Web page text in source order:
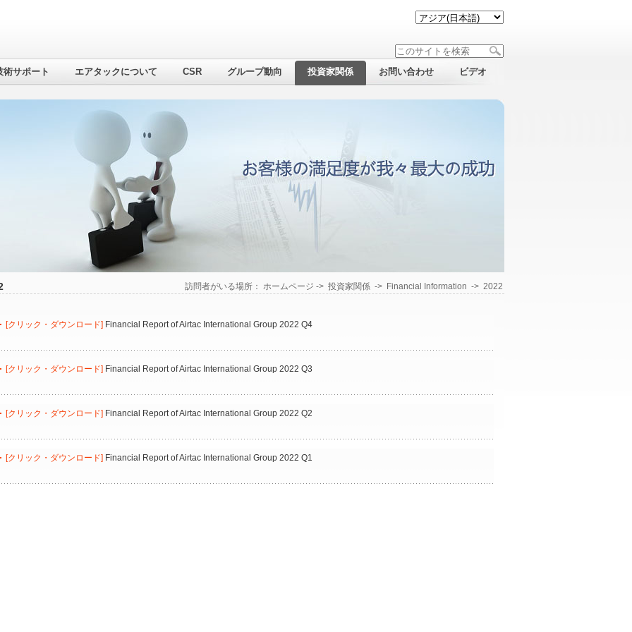
術サポート エアタックについて CSR グループ動向 投資家関係 お問い合わせ ビデオ
訪問者がいる場所： ホームページ -> 投資家関係-> Financial Information -> 2022
[クリック・ダウンロード] Financial Report of Airtac International Group 2022 Q4
[クリック・ダウンロード] Financial Report of Airtac International Group 2022 Q3
[クリック・ダウンロード] Financial Report of Airtac International Group 2022 Q2
[クリック・ダウンロード] Financial Report of Airtac International Group 2022 Q1